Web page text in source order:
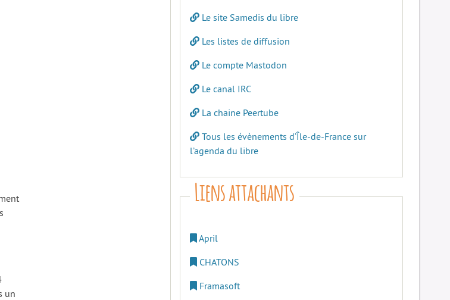
un
Le site Samedis du libre
Les listes de diffusion
Le compte Mastodon
Le canal IRC
La chaine Peertube
Tous les évènements d’Île-de-France sur
l’agenda du libre
Liens attachants
April
CHATONS
Framasoft